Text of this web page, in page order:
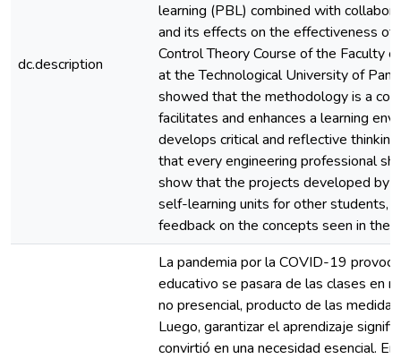
dc.description
learning (PBL) combined with
and its effects on the effectiveness of
Control Theory Course of the Faculty
at the Technological University of
showed that the methodology is a
facilitates and enhances a learning
develops critical and reflective
that every engineering professional
show that the projects developed by
self-learning units for other students,
feedback on the concepts seen in the
La pandemia por la COVID-19
educativo se pasara de las clases en
no presencial, producto de las
Luego, garantizar el aprendizaje
convirtió en una necesidad esencial.